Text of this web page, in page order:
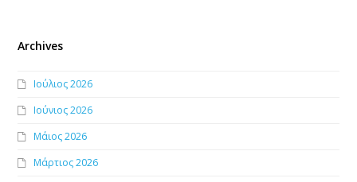
Archives
Ιούλιος 2026
Ιούνιος 2026
Μάιος 2026
Μάρτιος 2026